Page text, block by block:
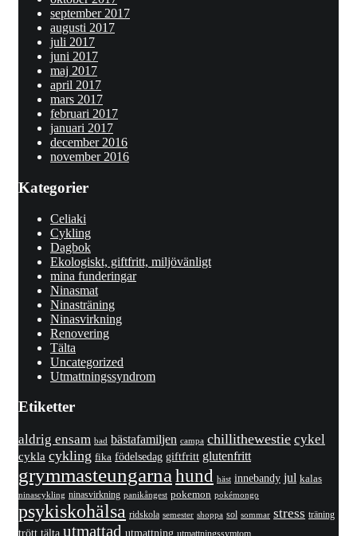
september 2017
augusti 2017
juli 2017
juni 2017
maj 2017
april 2017
mars 2017
februari 2017
januari 2017
december 2016
november 2016
Kategorier
Celiaki
Cykling
Dagbok
Ekologiskt, giftfritt, miljövänligt
mina funderingar
Ninasmat
Ninasträning
Ninasvirkning
Renovering
Tälta
Uncategorized
Utmattningssyndrom
Etiketter
aldrig ensam bad bästafamiljen campa chillithewestie cykel
cykla cykling fika födelsedag giftfritt glutenfritt
grymmasteungarna hund häst innebandy jul kalas
ninascykling ninasvirkning panikångest pokemon pokémongo
psykiskohälsa ridskola semester shoppa sol sommar stress träning
trött tälta utmattad utmattning utmattningssymtom